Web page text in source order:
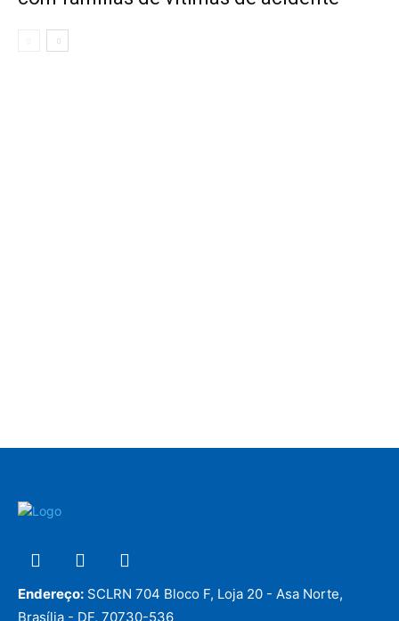
Endereço: SCLRN 704 Bloco F, Loja 20 - Asa Norte,
Brasília - DF, 70730-536